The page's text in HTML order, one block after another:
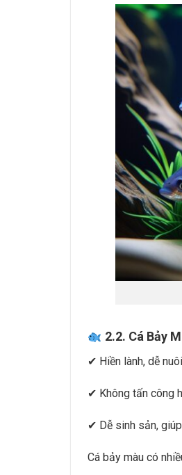
2.2. Cá Bảy
✔ Hiền lành, dễ
✔ Không tấn công
✔ Dễ sinh sản,
Cá bảy màu có